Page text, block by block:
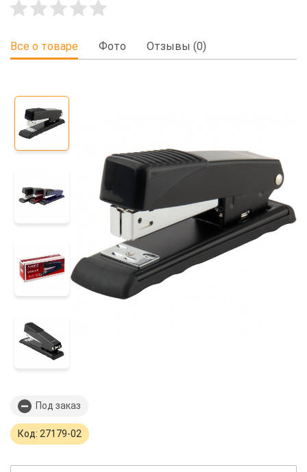
Все о товаре Фото Отзывы (0)
Под заказ
Код: 27179-02